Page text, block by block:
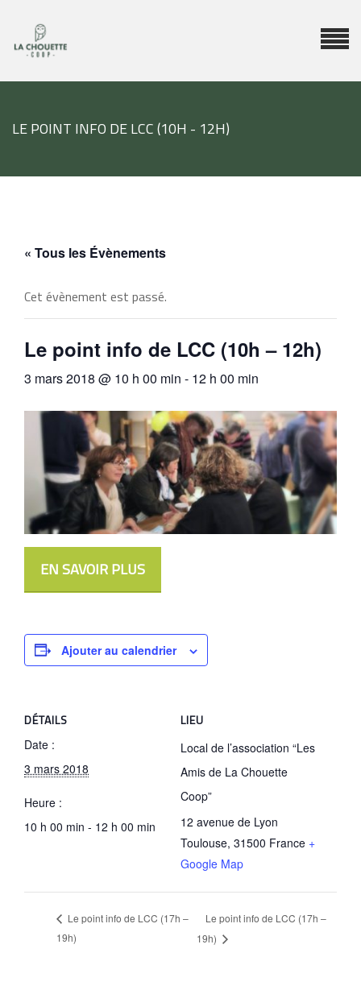
LE POINT INFO DE LCC (10H - 12H)
« Tous les Évènements
Cet évènement est passé.
Le point info de LCC (10h – 12h)
3 mars 2018 @ 10 h 00 min - 12 h 00 min
EN SAVOIR PLUS
Ajouter au calendrier
DÉTAILS
Date :
3 mars 2018
Heure :
10 h 00 min - 12 h 00 min
LIEU
Local de l’association “Les
Amis de La Chouette
Coop”
12 avenue de Lyon
Toulouse, 31500 France +
Google Map
Le point info de LCC (17h –
19h)
Le point info de LCC (17h –
19h)